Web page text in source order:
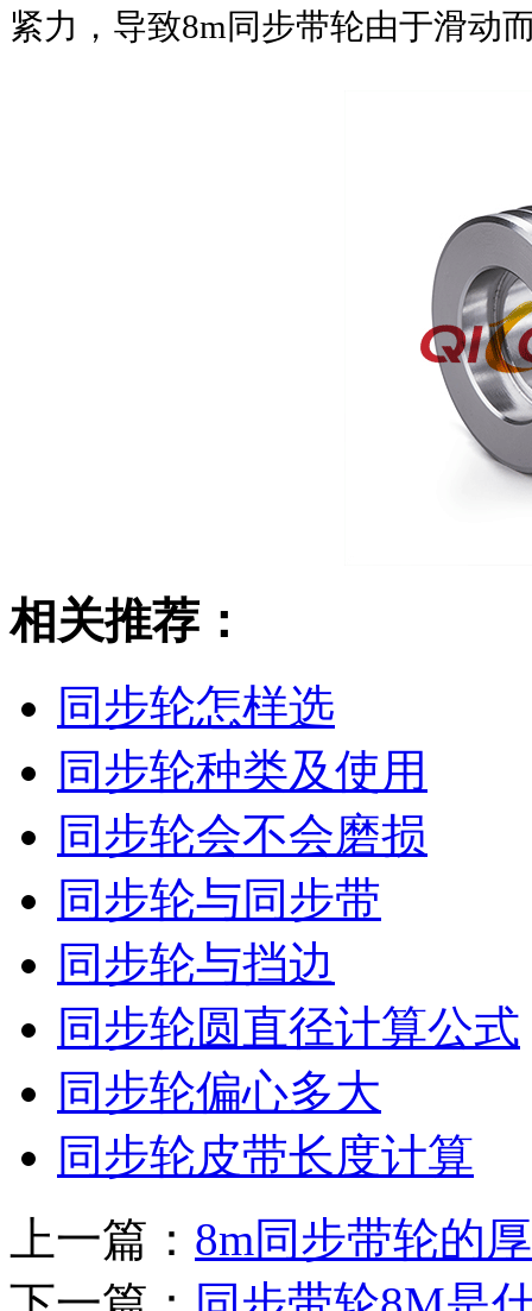
紧力，导致8m同步带轮由于滑动
相关推荐：
同步轮怎样选
同步轮种类及使用
同步轮会不会磨损
同步轮与同步带
同步轮与挡边
同步轮圆直径计算公式
同步轮偏心多大
同步轮皮带长度计算
上一篇： 8m同步带轮的